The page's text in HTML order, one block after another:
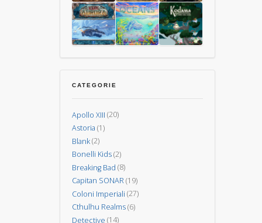
the
Dark
La
Ferrovia
degli
Animali
–
Il
Gioco
di
La
Guerra
L’Isola
dei
15
Uomini
Aurora
CATEGORIE
Apollo XIII (20)
Astoria (1)
Blank(2)
Bonelli Kids(2)
Breaking Bad (8)
Capitan SONAR(19)
Coloni Imperiali (27)
Cthulhu Realms(6)
Detective (14)